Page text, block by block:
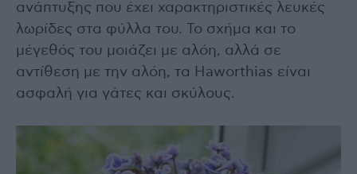
ανάπτυξης που έχει χαρακτηριστικές λευκές
λωρίδες στα φύλλα του. Το σχήμα και το
μέγεθός του μοιάζει με αλόη, αλλά σε
αντίθεση με την αλόη, τα Haworthias είναι
ασφαλή για γάτες και σκύλους.